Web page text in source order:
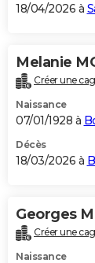
BONS PLANS
Carte de Noël
Carte Bonne
Carte Saint-
Carte Pâques
Carte
DICTIONNAIRE
Dictionnaire
Biographies
Citations
Expressions
Proverbes
PROGRAMME TV
S'inscrire
Se connecter
Lycées
Collèges
Primaires
Universités
Entreprises
Service militaire
Avis de
AVIS DE DÉCÈS
Bricolage
Lifestyle
Culture
Sport
Auto
Television
Voyage
Cinema
18/04/2026 à
Melanie
Créer une
Naissance
07/01/1928 à
Décès
18/03/2026 à
Georges
Créer une
Naissance